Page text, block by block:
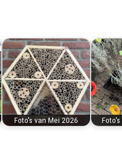
Foto's van Mei 2026